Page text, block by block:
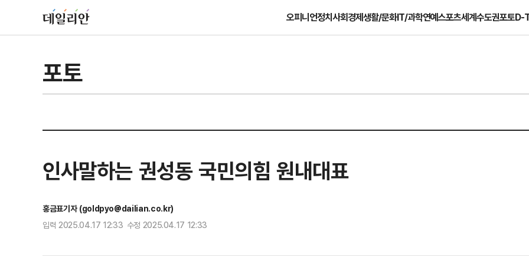
오피니언정치사회경제생활/문화IT/과학연예스포츠세계수도권포토D-
포토
인사말하는 권성동 국민의힘 원내대표
홍금표기자 (goldpyo@dailian.co.kr)
입력 2025.04.17 12:33 수정 2025.04.17 12:33